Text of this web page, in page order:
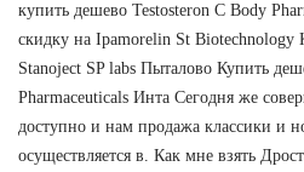
купить дешево Testosteron C Body
скидку на Ipamorelin St Biotechnology
Stanoject SP labs Пыталово Купить
Pharmaceuticals Инта Сегодня же
доступно и нам продажа классики и
осуществляется в. Как мне взять